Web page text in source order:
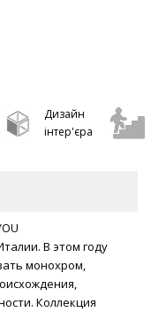
Дизайн
інтер'єра
В этом году
монохром,
Коллекция